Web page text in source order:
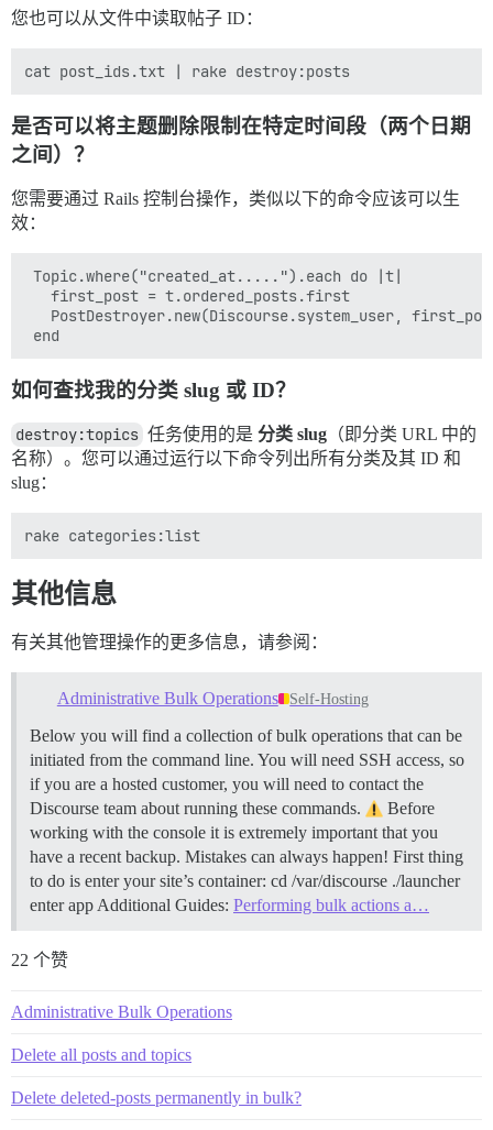
您也可以从文件中读取帖子 ID：
是否可以将主题删除限制在特定时间段（两个日期
之间）？
您需要通过 Rails 控制台操作，类似以下的命令应该可以生
效：
Topic.where("created_at.....").each do |t|
   first_post = t.ordered_posts.first
PostDestroyer.new(Discourse.system_user,
如何查找我的分类 slug 或 ID？
destroy:topics 任务使用的是 分类 slug （即分类 URL 中的
名称）。您可以通过运行以下命令列出所有分类及其 ID 和
slug：
其他信息
有关其他管理操作的更多信息，请参阅：
Administrative Bulk Operations Self-Hosting
Below you will find a collection of bulk operations that can be
initiated from the command line. You will need SSH access, so
if you are a hosted customer, you will need to contact the
Discourse team about running these commands.
Before
working with the console it is extremely important that you
have a recent backup. Mistakes can always happen! First thing
to do is enter your site’s container: cd /var/discourse ./launcher
enter app Additional Guides: Performing bulk actions a…
22 个赞
Administrative Bulk Operations
Delete all posts and topics
Delete deleted-posts permanently in bulk?